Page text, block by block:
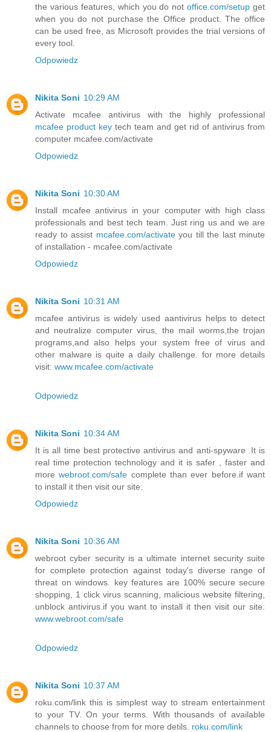
the various features, which you do notoffice.com/setup get
when you do not purchase the Office product. The office
can be used free, as Microsoft provides the trial versions of
every tool.
Odpowiedz
Nikita Soni 10:29 AM
Activate mcafee antivirus with the highly professional
mcafee product key tech team and get rid of antivirus from
computer mcafee.com/activate
Odpowiedz
Nikita Soni 10:30 AM
Install mcafee antivirus in your computer with high class
professionals and best tech team. Just ring us and we are
ready to assist mcafee.com/activateyou till the last minute
of installation - mcafee.com/activate
Odpowiedz
Nikita Soni 10:31 AM
mcafee antivirus is widely used aantivirus helps to detect
and neutralize computer virus, the mail worms,the trojan
programs,and also helps your system free of virus and
other malware is quite a daily challenge. for more details
visit: www.mcafee.com/activate
Odpowiedz
Nikita Soni 10:34 AM
It is all time best protective antivirus and anti-spyware .It is
real time protection technology and it is safer , faster and
morewebroot.com/safe complete than ever before.if want
to install it then visit our site.
Odpowiedz
Nikita Soni 10:36 AM
webroot cyber security is a ultimate internet security suite
for complete protection against today's diverse range of
threat on windows. key features are 100% secure secure
shopping, 1 click virus scanning, malicious website filtering,
unblock antivirus.if you want to install it then visit our site:
www.webroot.com/safe
Odpowiedz
Nikita Soni 10:37 AM
roku.com/link this is simplest way to stream entertainment
to your TV. On your terms. With thousands of available
channels to choose from for more detils. roku.com/link